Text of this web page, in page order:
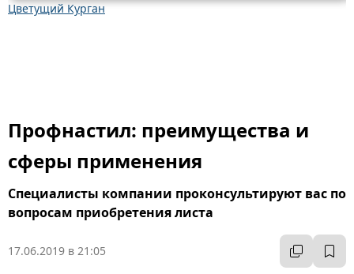
Цветущий Курган
Профнастил: преимущества и
сферы применения
Специалисты компании проконсультируют вас по
вопросам приобретения листа
17.06.2019 в 21:05